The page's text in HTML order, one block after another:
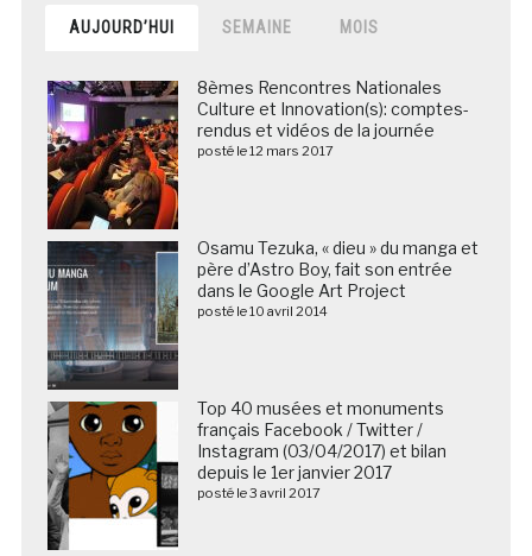
AUJOURD’HUI SEMAINE MOIS
8èmes Rencontres Nationales
Culture et Innovation(s): comptes-
rendus et vidéos de la journée
posté le 12 mars 2017
Osamu Tezuka, « dieu » du manga et
père d’Astro Boy, fait son entrée
dans le Google Art Project
posté le 10 avril 2014
Top 40 musées et monuments
français Facebook / Twitter /
Instagram (03/04/2017) et bilan
depuis le 1er janvier 2017
posté le 3 avril 2017